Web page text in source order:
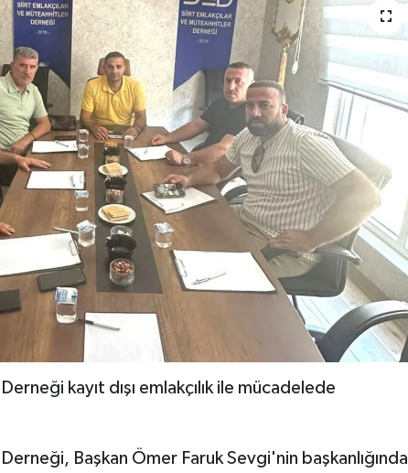
kayıt dışı emlakçılık ile mücadelede
Başkan Ömer Faruk Sevgi'nin başkanlığında